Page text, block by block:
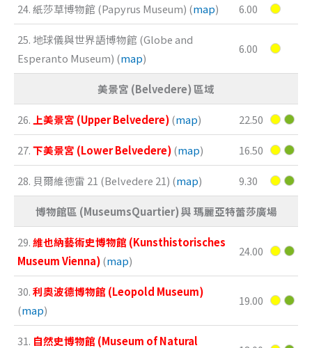
24. 紙莎草博物館 (Papyrus Museum) (map) 6.00
25. 地球儀與世界語博物館 (Globe and
Esperanto Museum) (map)
6.00
美景宮 (Belvedere) 區域
26. 上美景宮 (Upper Belvedere)(map) 22.50
27.下美景宮 (Lower Belvedere)(map) 16.50
28. 貝爾維德雷 21 (Belvedere 21) (map) 9.30
博物館區 (MuseumsQuartier) 與 瑪麗亞特蕾莎廣場
29.維也納藝術史博物館 (Kunsthistorisches
Museum Vienna)(map)
24.00
30.利奧波德博物館 (Leopold Museum)
(map)
19.00
31. 自然史博物館 (Museum of Natural